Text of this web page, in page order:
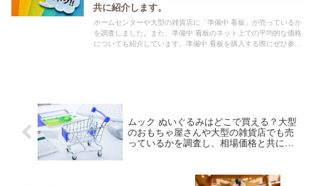
共に紹介します。
ホームセンターや大型の雑貨店に「準備中 看板」が売っているか
を調査しました。また、準備中 看板のネット上での平均的な価格
についても紹介しています。準備中 看板を購入する際にぜひ参考
ムック ぬいぐるみはどこで買える？大型
のおもちゃ屋さんや大型の雑貨店でも売
っているかを調査し、相場価格と共に紹